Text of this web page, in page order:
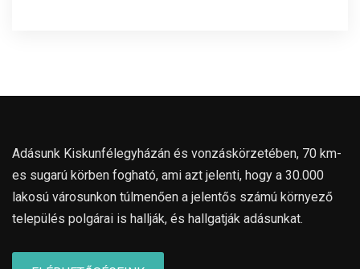
Adásunk Kiskunfélegyházán és vonzáskörzetében, 70 km-
es sugarú körben fogható, ami azt jelenti, hogy a 30.000
lakosú városunkon túlmenően a jelentős számú környező
település polgárai is hallják, és hallgatják adásunkat.